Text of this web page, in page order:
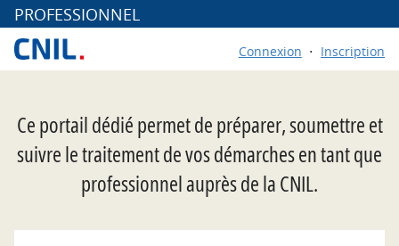
PROFESSIONNEL
Connexion Inscription
Ce portail dédié permet de préparer, soumettre et
suivre le traitement de vos démarches en tant que
professionnel auprès de la CNIL.
*